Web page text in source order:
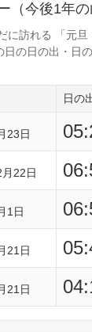
（今後1年の
に訪れる 「元旦
日の日の出・日
日の
23日
22日
1日
21日
21日